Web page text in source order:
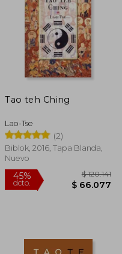
$ 105.000
$ 73.500
10%
dcto.
Tao teh Ching
Lao-Tse
(2)
Biblok, 2016, Tapa Blanda,
Nuevo